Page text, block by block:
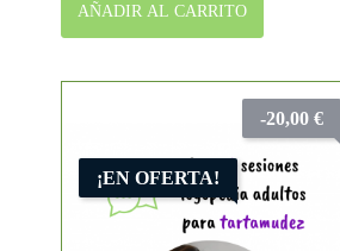
AÑADIR AL CARRITO
¡EN OFERTA!
-20,00 €